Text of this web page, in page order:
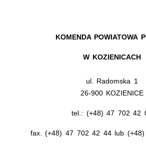
KOMENDA POWIATOWA
W KOZIENICACH
ul. Radomska 1
26-900 KOZIENICE
tel.: (+48) 47 702 42
fax. (+48) 47 702 42 44 lub